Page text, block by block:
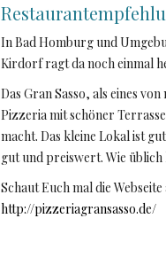
In Bad Homburg und
Kirdorf ragt da noch einmal
Das Gran Sasso, als eines
Pizzeria mit schöner
macht. Das kleine Lokal ist
gut und preiswert. Wie üblich
Schaut Euch mal die Webseite
http://pizzeriagransasso.de/